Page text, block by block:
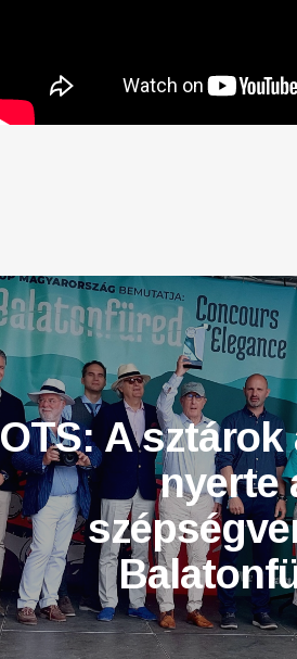
OTS: A sztárok
nyerte